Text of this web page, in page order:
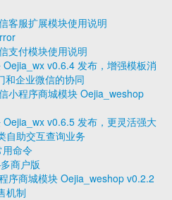
客服扩展模块使用说明
支付模块使用说明
Oejia_wx v0.6.4 发布，增强模板消
和企业微信的协同
小程序商城模块 Oejia_weshop
Oejia_wx v0.6.5 发布，更灵活强大
自助交互查询业务
命令
商户版
序商城模块 Oejia_weshop v0.2.2
机制